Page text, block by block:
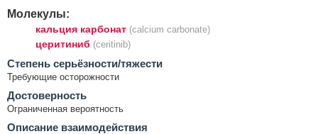
Молекулы:
кальция карбонат (calcium carbonate)
церитиниб (ceritinib)
Cтепень серьёзности/тяжести
Требующие осторожности
Достоверность
Ограниченная вероятность
Описание взаимодействия